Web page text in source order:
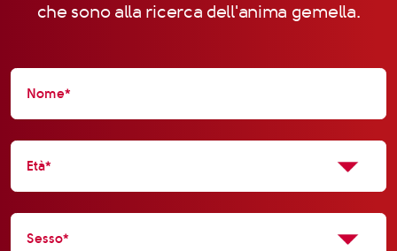
che sono alla ricerca dell'anima gemella.